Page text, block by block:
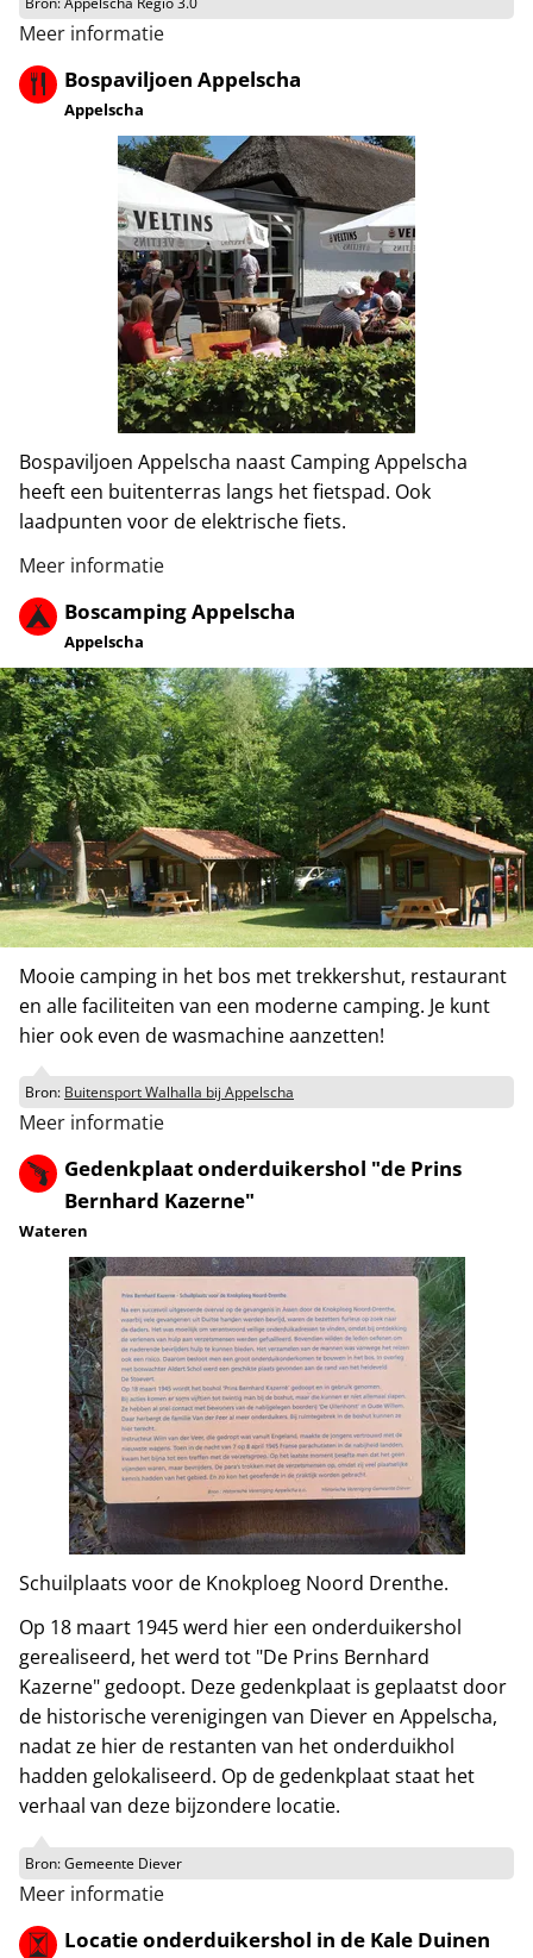
Meer informatie
Bospaviljoen Appelscha
Appelscha
Bospaviljoen Appelscha naast Camping Appelscha
heeft een buitenterras langs het fietspad. Ook
laadpunten voor de elektrische fiets.
Meer informatie
Boscamping Appelscha
Appelscha
Mooie camping in het bos met trekkershut, restaurant
en alle faciliteiten van een moderne camping. Je kunt
hier ook even de wasmachine aanzetten!
Bron: Buitensport Walhalla bij Appelscha
Meer informatie
Gedenkplaat onderduikershol "de Prins
Bernhard Kazerne"
Wateren
Schuilplaats voor de Knokploeg Noord Drenthe.
Op 18 maart 1945 werd hier een onderduikershol
gerealiseerd, het werd tot "De Prins Bernhard
Kazerne" gedoopt. Deze gedenkplaat is geplaatst door
de historische verenigingen van Diever en Appelscha,
nadat ze hier de restanten van het onderduikhol
hadden gelokaliseerd. Op de gedenkplaat staat het
verhaal van deze bijzondere locatie.
Bron:Gemeente Diever
Meer informatie
Locatie onderduikershol in de Kale Duinen